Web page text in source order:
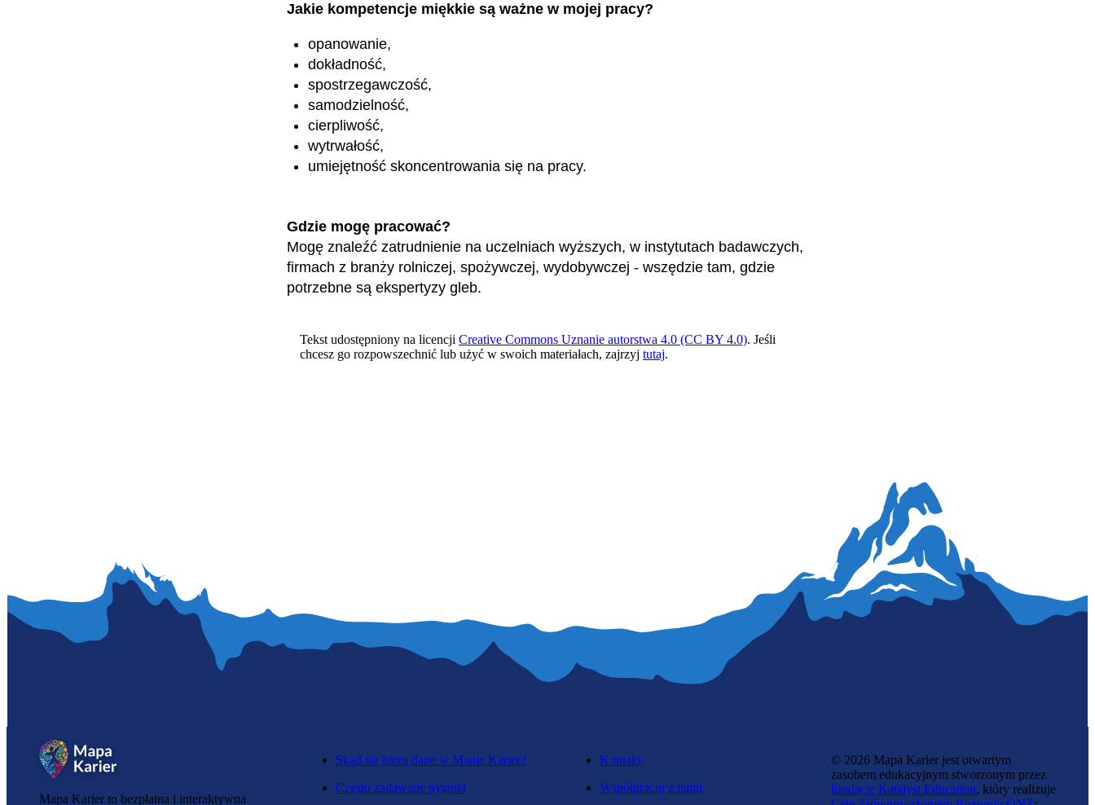
Jakie kompetencje miękkie są ważne w mojej pracy?
opanowanie,
dokładność,
spostrzegawczość,
samodzielność,
cierpliwość,
wytrwałość,
umiejętność skoncentrowania się na pracy.
Gdzie mogę pracować?
Mogę znaleźć zatrudnienie na uczelniach wyższych, w instytutach badawczych,
firmach z branży rolniczej, spożywczej, wydobywczej - wszędzie tam, gdzie
potrzebne są ekspertyzy gleb.
Tekst udostępniony na licencji Creative Commons Uznanie autorstwa 4.0 (CC BY 4.0). Jeśli
chcesz go rozpowszechnić lub użyć w swoich materiałach, zajrzyj tutaj.
Mapa Karier to bezpłatna i interaktywna
Skąd się biorą dane w Mapie Karier?
Często zadawane pytania
Kontakt
Współpracuj z nami
© 2026 Mapa Karier jest otwartym
zasobem edukacyjnym stworzonym przez
fundację Katalyst Education, który realizuje